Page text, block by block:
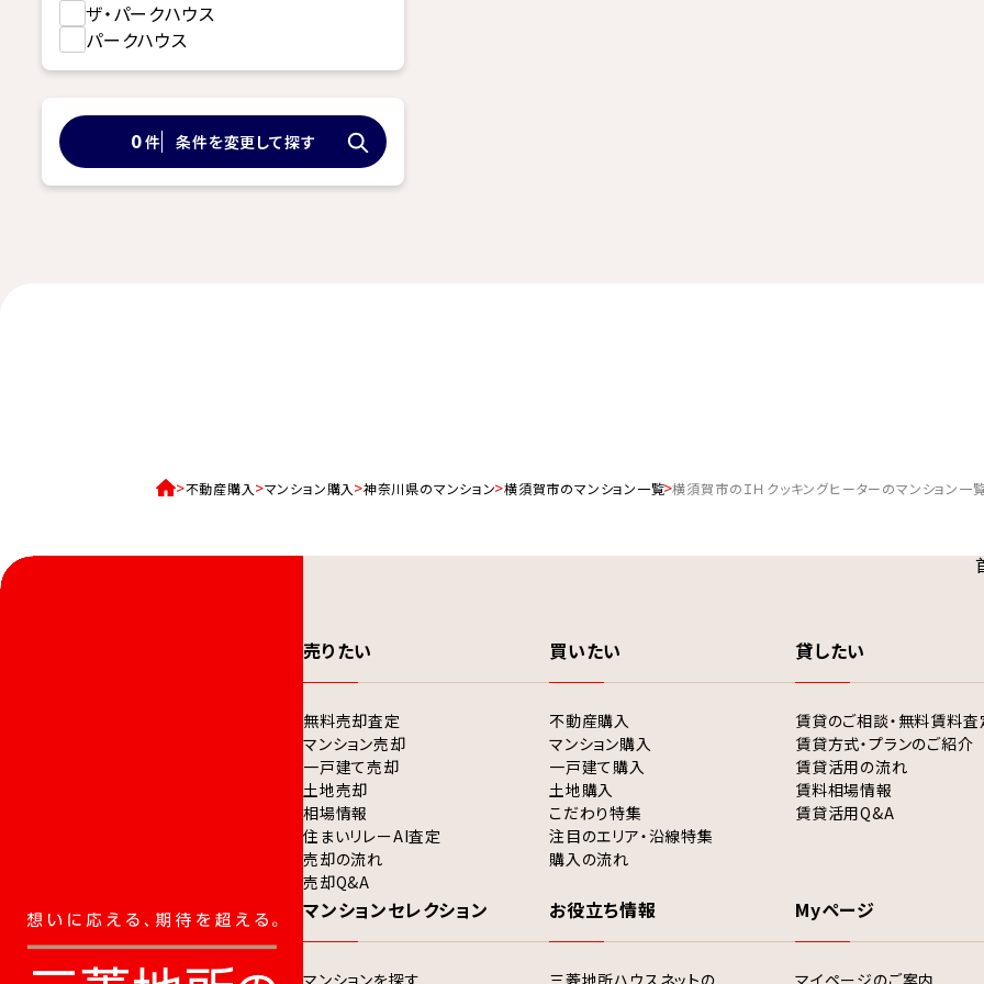
ザ・パークハウス
パークハウス
0 件 条件を変更して探す
不動産購入 マンション購入 神奈川県のマンション 横須賀市のマンション一覧 横須賀市のＩＨクッキングヒーターのマンション一
売りたい
無料売却査定
マンション売却
一戸建て売却
土地売却
相場情報
住まいリレーAI査定
売却の流れ
売却Q&A
買いたい
不動産購入
マンション購入
一戸建て購入
土地購入
こだわり特集
注目のエリア・沿線特集
購入の流れ
貸したい
賃貸のご相談・無料賃料査
賃貸方式・プランのご紹介
賃貸活用の流れ
賃料相場情報
賃貸活用Q&A
マンションセレクション
マンションを探す
お役立ち情報
三菱地所ハウスネットの
Myページ
マイページのご案内